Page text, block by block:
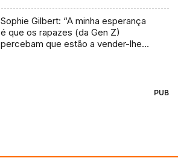
Sophie Gilbert: “A minha esperança
é que os rapazes (da Gen Z)
percebam que estão a vender-lhes
PUB